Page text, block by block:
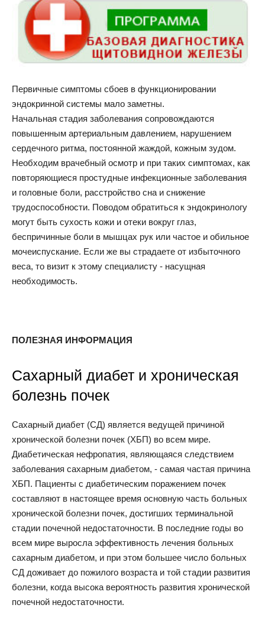
Первичные симптомы сбоев в функционировании
эндокринной системы мало заметны.
Начальная стадия заболевания сопровождаются
повышенным артериальным давлением, нарушением
сердечного ритма, постоянной жаждой, кожным зудом.
Необходим врачебный осмотр и при таких симптомах, как
повторяющиеся простудные инфекционные заболевания
и головные боли, расстройство сна и снижение
трудоспособности. Поводом обратиться к эндокринологу
могут быть сухость кожи и отеки вокруг глаз,
беспричинные боли в мышцах рук или частое и обильное
мочеиспускание. Если же вы страдаете от избыточного
веса, то визит к этому специалисту - насущная
необходимость.
ПОЛЕЗНАЯ ИНФОРМАЦИЯ
Сахарный диабет и хроническая
болезнь почек
Сахарный диабет (СД) является ведущей причиной
хронической болезни почек (ХБП) во всем мире.
Диабетическая нефропатия, являющаяся следствием
заболевания сахарным диабетом, - самая частая причина
ХБП. Пациенты с диабетическим поражением почек
составляют в настоящее время основную часть больных
хронической болезни почек, достигших терминальной
стадии почечной недостаточности. В последние годы во
всем мире выросла эффективность лечения больных
сахарным диабетом, и при этом большее число больных
СД доживает до пожилого возраста и той стадии развития
болезни, когда высока вероятность развития хронической
почечной недостаточности.